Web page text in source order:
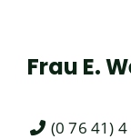
Frau E.
(0 76 41) 4